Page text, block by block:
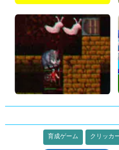
育成ゲーム クリッカ